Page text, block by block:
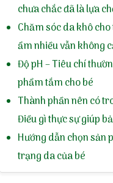
chưa chắc đã là lựa
Chăm sóc da khô
ẩm nhiều vẫn không
Độ pH – Tiêu chí
phẩm tắm cho bé
Thành phần nên có
Điều gì thực sự giúp
Hướng dẫn chọn sản
trạng da của bé